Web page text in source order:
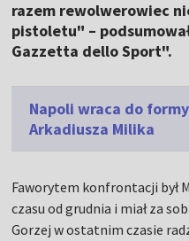
razem rewolwerowiec
pistoletu" –
Gazzetta dello Sport".
Napoli wraca do
Arkadiusza Milika
Faworytem konfrontacji był
czasu od grudnia i miał za
Gorzej w ostatnim czasie